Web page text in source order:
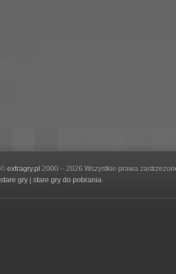
© extragry.pl 2000 – 2026 Wszystkie prawa
stare gry
stare gry do pobrania